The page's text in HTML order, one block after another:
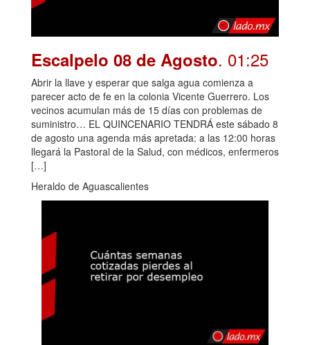
Escalpelo 08 de Agosto. 01:25
Abrir la llave y esperar que salga agua comienza a
parecer acto de fe en la colonia Vicente Guerrero. Los
vecinos acumulan más de 15 días con problemas de
suministro… EL QUINCENARIO TENDRÁ este sábado 8
de agosto una agenda más apretada: a las 12:00 horas
llegará la Pastoral de la Salud, con médicos, enfermeros
[…]
Heraldo de Aguascalientes